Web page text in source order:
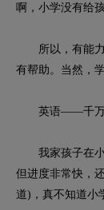
啊，小学没有给
所以，有能力
有帮助。当然，
英语——千万不
我家孩子在小
但进度非常快，
道)，真不知道小